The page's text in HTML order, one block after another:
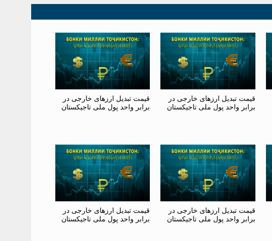
قیمت تبدیل ارزهای خارجی در
برابر واحد پول ملی تاجیکستان
قیمت تبدیل ارزهای خارجی در
برابر واحد پول ملی تاجیکستان
قیمت تبدیل ارزهای خارجی در
برابر واحد پول ملی تاجیکستان
قیمت تبدیل ارزهای خارجی در
برابر واحد پول ملی تاجیکستان